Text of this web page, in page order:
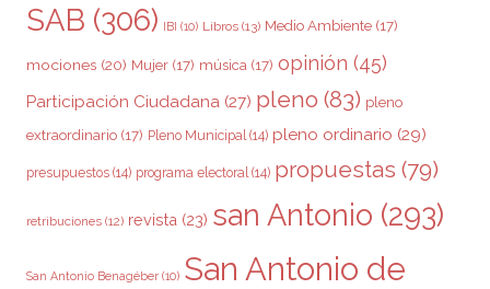
SAB (306) IBI (10) Libros (13) Medio Ambiente (17)
mociones (20) Mujer (17) música (17) opinión (45)
Participación Ciudadana (27) pleno (83) pleno
extraordinario (17) Pleno Municipal (14) pleno ordinario (29)
presupuestos (14) programa electoral (14) propuestas (79)
retribuciones (12) revista (23) san Antonio (293)
San Antonio Benagéber (10) San Antonio de